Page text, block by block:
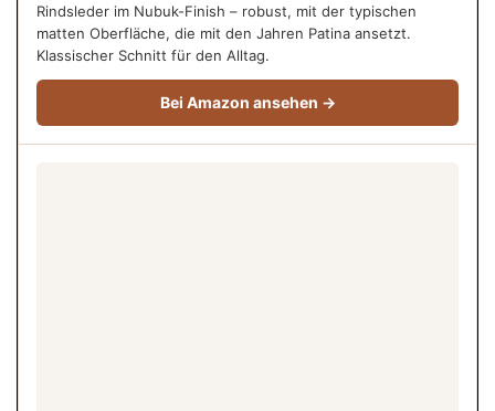
Rindsleder im Nubuk-Finish – robust, mit der typischen
matten Oberfläche, die mit den Jahren Patina ansetzt.
Klassischer Schnitt für den Alltag.
Bei Amazon ansehen →